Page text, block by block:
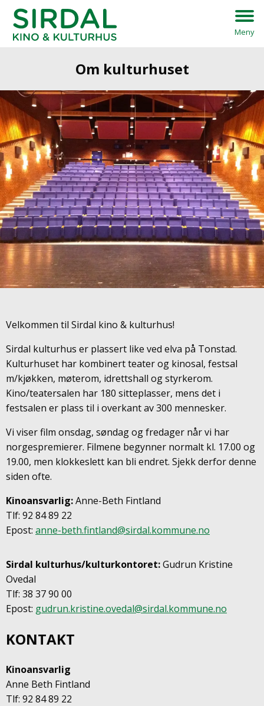
Meny
Om kulturhuset
Velkommen til Sirdal kino & kulturhus!
Sirdal kulturhus er plassert like ved elva på Tonstad.
Kulturhuset har kombinert teater og kinosal, festsal
m/kjøkken, møterom, idrettshall og styrkerom.
Kino/teatersalen har 180 sitteplasser, mens det i
festsalen er plass til i overkant av 300 mennesker.
Vi viser film onsdag, søndag og fredager når vi har
norgespremierer. Filmene begynner normalt kl. 17.00 og
19.00, men klokkeslett kan bli endret. Sjekk derfor denne
siden ofte.
Kinoansvarlig:Anne-Beth Fintland
Tlf: 92 84 89 22
Epost: anne-beth.fintland@sirdal.kommune.no
Sirdal kulturhus/kulturkontoret:Gudrun Kristine
Ovedal
Tlf: 38 37 90 00
Epost: gudrun.kristine.ovedal@sirdal.kommune.no
KONTAKT
Kinoansvarlig
Anne Beth Fintland
Tlf: 92 84 89 22